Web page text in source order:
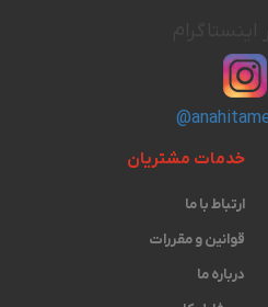
خدمات مشتریان
ارتباط با ما
قوانین و مقررات
درباره ما